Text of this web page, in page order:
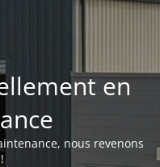
en
nous revenons